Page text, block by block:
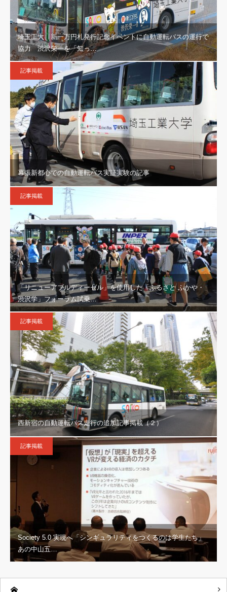
埼玉工大、新一万円札発行記念イベントに自動運転バスの運行で
協力 渋沢栄一を「知っ…
記事掲載
幕張新都心での自動運転バス実証実験の記事
記事掲載
「リニューアブルディーゼル」を使用した「ふるさと ふかや・
渋沢学」フォーラム試乗…
記事掲載
西新宿の自動運転バス走行の追加記事掲載（２）
記事掲載
Society 5.0 実現へ「シンギュラリティをつくるのは学生たち」
あの中山五…